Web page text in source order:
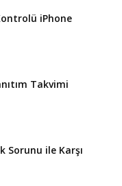
iPhone
Takvimi
Sorunu ile Karşı